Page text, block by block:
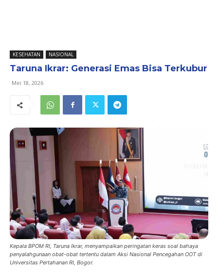
KESEHATAN NASIONAL
Taruna Ikrar: Generasi Emas Bisa Terkubur
Mei 18, 2026
Kepala BPOM RI, Taruna Ikrar, menyampaikan peringatan keras soal bahaya
penyalahgunaan obat-obat tertentu dalam Aksi Nasional Pencegahan OOT di
Universitas Pertahanan RI, Bogor.